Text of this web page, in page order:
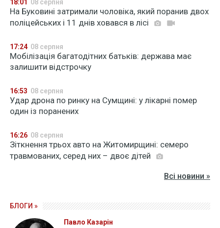
18:01 08 серпня
На Буковині затримали чоловіка, який поранив двох
поліцейських і 11 днів ховався в лісі
17:24 08 серпня
Мобілізація багатодітних батьків: держава має
залишити відстрочку
16:53 08 серпня
Удар дрона по ринку на Сумщині: у лікарні помер
один із поранених
16:26 08 серпня
Зіткнення трьох авто на Житомирщині: семеро
травмованих, серед них – двоє дітей
Всі новини »
БЛОГИ »
Павло Казарін